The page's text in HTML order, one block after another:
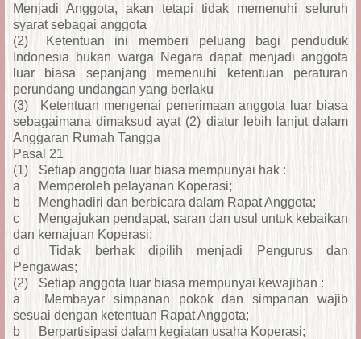
Menjadi Anggota, akan tetapi tidak memenuhi seluruh
syarat sebagai anggota
(2)
Ketentuan ini memberi peluang bagi penduduk
Indonesia bukan warga Negara dapat menjadi anggota
luar biasa sepanjang memenuhi ketentuan peraturan
perundang undangan yang berlaku
(3)
Ketentuan mengenai penerimaan anggota luar biasa
sebagaimana dimaksud ayat (2) diatur lebih lanjut dalam
Anggaran Rumah Tangga
Pasal 21
(1)
Setiap anggota luar biasa mempunyai hak :
a
Memperoleh pelayanan Koperasi;
b
Menghadiri dan berbicara dalam Rapat Anggota;
c
Mengajukan pendapat, saran dan usul untuk kebaikan
dan kemajuan Koperasi;
d
Tidak berhak dipilih menjadi Pengurus dan
Pengawas;
(2)
Setiap anggota luar biasa mempunyai kewajiban :
a
Membayar simpanan pokok dan simpanan wajib
sesuai dengan ketentuan Rapat Anggota;
b
Berpartisipasi dalam kegiatan usaha Koperasi;